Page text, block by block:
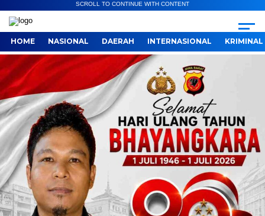
SCROLL TO CONTINUE WITH CONTENT
HOME NASIONAL DAERAH INTERNASIONAL KRIMINAL